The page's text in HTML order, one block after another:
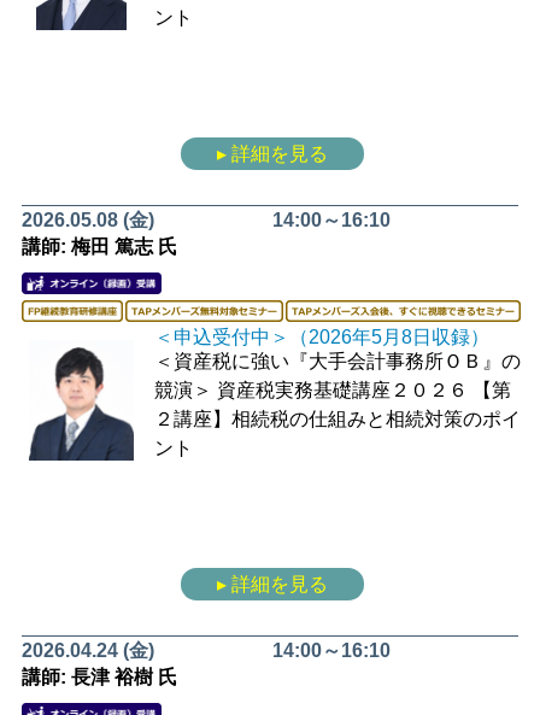
ント
▸ 詳細を見る
2026.05.08 (金)
14:00～16:10
講師: 梅田 篤志 氏
＜申込受付中＞（2026年5月8日収録）
＜資産税に強い『大手会計事務所ＯＢ』の
競演＞ 資産税実務基礎講座２０２６
【第
２講座】相続税の仕組みと相続対策のポイ
ント
▸ 詳細を見る
2026.04.24 (金)
14:00～16:10
講師: 長津 裕樹 氏